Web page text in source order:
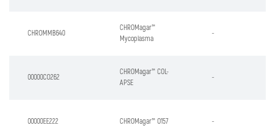
CHROMMB640
CHROMagar™
Mycoplasma
-
00000CO262
CHROMagar™ COL-
APSE
-
00000EE222 CHROMagar™ O157 -